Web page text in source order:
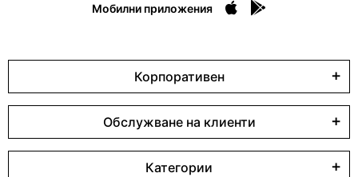
Мобилни приложения
Корпоративен
Обслужване на клиенти
Категории